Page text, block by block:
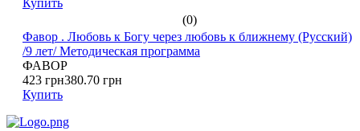
Купить
(0)
Фавор . Любовь к Богу через любовь к ближнему (Русский)
/9 лет/ Методическая программа
ФАВОР
423 грн380.70 грн
Купить